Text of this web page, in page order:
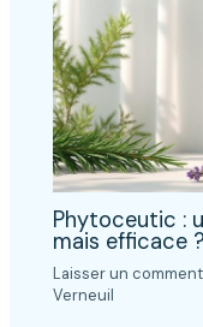
Phytoceutic :
mais efficace
Laisser un
Verneuil